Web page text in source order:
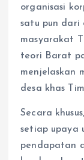
organisasi
satu pun dari
masyarakat
teori Barat
menjelaskan
desa khas
Secara
setiap upaya
pendapatan